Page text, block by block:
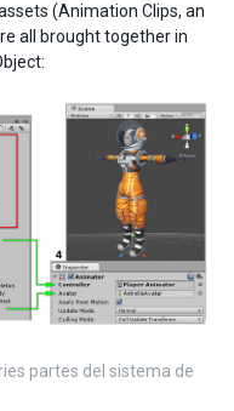
(Animation Clips, an
all brought together in
partes del sistema de